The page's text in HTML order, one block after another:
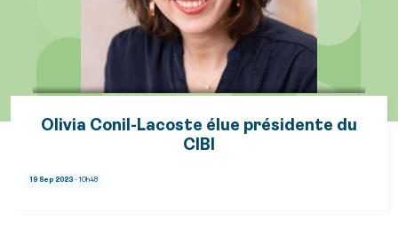
Olivia Conil-Lacoste élue présidente du
CIBI
19 Sep 2023 - 10h48